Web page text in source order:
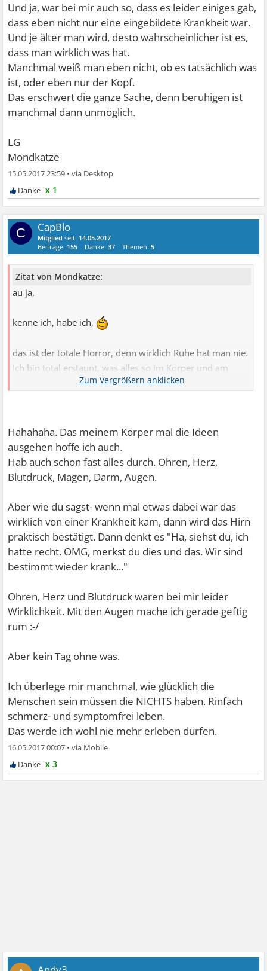
Und ja, war bei mir auch so, dass es leider einiges gab,
dass eben nicht nur eine eingebildete Krankheit war.
Und je älter man wird, desto wahrscheinlicher ist es,
dass man wirklich was hat.
Manchmal weiß man eben nicht, ob es tatsächlich was
ist, oder eben nur der Kopf.
Das erschwert die ganze Sache, denn beruhigen ist
manchmal dann unmöglich.
LG
Mondkatze
15.05.2017 23:59 •
x 1
C CapBlo
Mitglied seit: 14.05.2017
Beiträge: 155 Danke:37 Themen:5
Zitat von Mondkatze:
au ja,
kenne ich, habe ich,
das ist der totale Horror, denn wirklich Ruhe hat man nie.
Ich bin total erstaunt, was alles so im Körper und am
Körper weh tun kann.
Meine größte Angst ist auch meine Herzangst und Angst
vor einem Kreislaufkollaps. Sehr große Angst habe ich
auch vor Schwindel.
Knochen, Muskeln, Kopf, Innereien, alles schon durch.
Oberbauchschmerzen, mittig, rechts und links.
Und ja, war bei mir auch so, dass es leider einiges gab,
dass eben nicht nur eine eingebildete Krankheit war.
Und je älter man wird, desto wahrscheinlicher ist es, dass
Manchmal weiß man eben nicht, ob es tatsächlich was ist,
oder eben nur der Kopf.
Das erschwert die ganze Sache, denn beruhigen ist
Mondkatze
Hahahaha. Das meinem Körper mal die Ideen
ausgehen hoffe ich auch.
Hab auch schon fast alles durch. Ohren, Herz,
Blutdruck, Magen, Darm, Augen.
Aber wie du sagst- wenn mal etwas dabei war das
wirklich von einer Krankheit kam, dann wird das Hirn
praktisch bestätigt. Dann denkt es "Ha, siehst du, ich
hatte recht. OMG, merkst du dies und das. Wir sind
bestimmt wieder krank..."
Ohren, Herz und Blutdruck waren bei mir leider
Wirklichkeit. Mit den Augen mache ich gerade geftig
rum :-/
Aber kein Tag ohne was.
Ich überlege mir manchmal, wie glücklich die
Menschen sein müssen die NICHTS haben. Rinfach
schmerz- und symptomfrei leben.
Das werde ich wohl nie mehr erleben dürfen.
16.05.2017 00:07 •
x 3